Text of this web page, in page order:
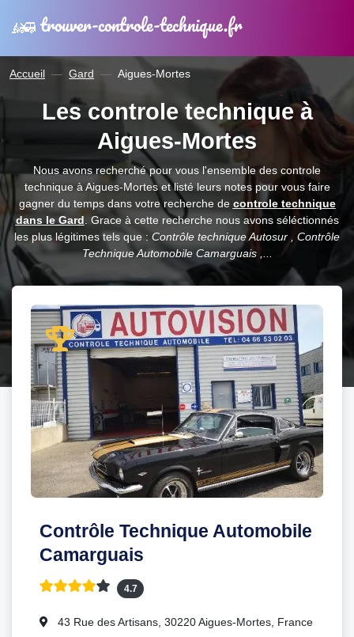
trouver-controle-technique.fr
Accueil Gard Aigues-Mortes
Les controle technique à
Aigues-Mortes
Nous avons recherché pour vous l'ensemble des controle
technique à Aigues-Mortes et listé leurs notes pour vous faire
gagner du temps dans votre recherche de controle technique
dans le Gard . Grace à cette recherche nous avons séléctionnés
les plus légitimes tels que : Contrôle technique Autosur , Contrôle
Technique Automobile Camarguais ,...
Contrôle Technique Automobile
Camarguais
4.7
43 Rue des Artisans, 30220 Aigues-Mortes, France